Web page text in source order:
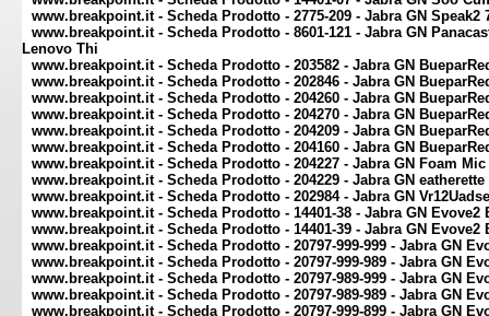
www.breakpoint.it - Scheda Prodotto - 2775-209 - Jabra GN Speak2
www.breakpoint.it - Scheda Prodotto - 8601-121 - Jabra GN
Lenovo Thi
www.breakpoint.it - Scheda Prodotto - 203582 - Jabra GN
www.breakpoint.it - Scheda Prodotto - 202846 - Jabra GN
www.breakpoint.it - Scheda Prodotto - 204260 - Jabra GN
www.breakpoint.it - Scheda Prodotto - 204270 - Jabra GN
www.breakpoint.it - Scheda Prodotto - 204209 - Jabra GN
www.breakpoint.it - Scheda Prodotto - 204160 - Jabra GN
www.breakpoint.it - Scheda Prodotto - 204227 - Jabra GN Foam
www.breakpoint.it - Scheda Prodotto - 204229 - Jabra GN
www.breakpoint.it - Scheda Prodotto - 202984 - Jabra GN
www.breakpoint.it - Scheda Prodotto - 14401-38 - Jabra GN
www.breakpoint.it - Scheda Prodotto - 14401-39 - Jabra GN
www.breakpoint.it - Scheda Prodotto - 20797-999-999 - Jabra GN
www.breakpoint.it - Scheda Prodotto - 20797-999-989 - Jabra GN
www.breakpoint.it - Scheda Prodotto - 20797-989-999 - Jabra GN
www.breakpoint.it - Scheda Prodotto - 20797-989-989 - Jabra GN
www.breakpoint.it - Scheda Prodotto - 20797-999-899 - Jabra GN